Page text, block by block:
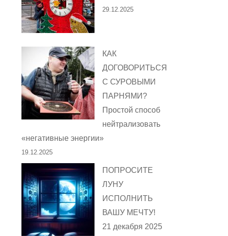
29.12.2025
КАК
ДОГОВОРИТЬСЯ
С СУРОВЫМИ
ПАРНЯМИ?
Простой способ
нейтрализовать
«негативные энергии»
19.12.2025
ПОПРОСИТЕ
ЛУНУ
ИСПОЛНИТЬ
ВАШУ МЕЧТУ!
21 декабря 2025